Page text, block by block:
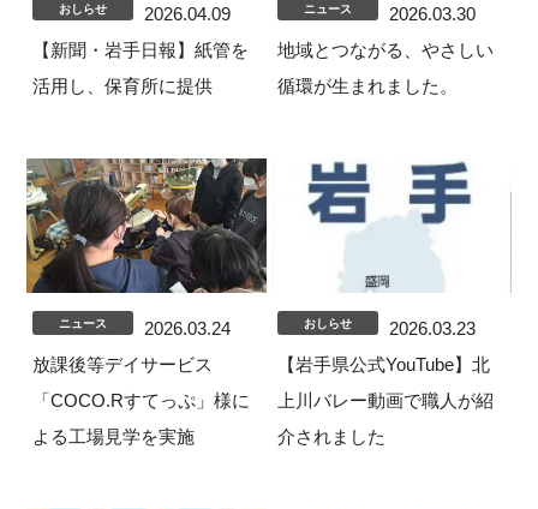
おしらせ
2026.04.09
【新聞・岩手日報】紙管を
活用し、保育所に提供
ニュース
2026.03.30
地域とつながる、やさしい
循環が生まれました。
ニュース
2026.03.24
放課後等デイサービス
「COCO.Rすてっぷ」様に
よる工場見学を実施
おしらせ
2026.03.23
【岩手県公式YouTube】北
上川バレー動画で職人が紹
介されました